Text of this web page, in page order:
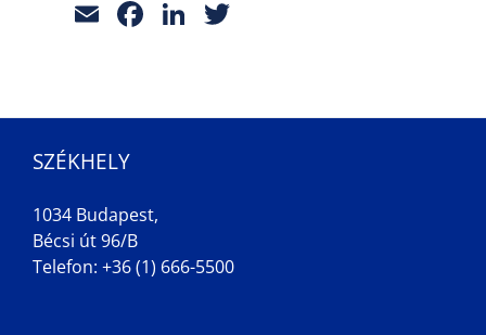
EmailFacebook
LinkedIn
SZÉKHELY
1034 Budapest,
Bécsi út 96/B
Telefon: +36 (1) 666-5500